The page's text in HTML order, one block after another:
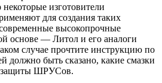
изготовители
для создания таких
высокопрочные
основе — Литол и его аналоги
случае прочтите инструкцию по
должно быть сказано, какие смазки
защиты ШРУСов.